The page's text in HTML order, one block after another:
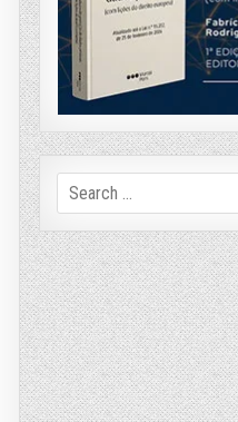
Search
for: